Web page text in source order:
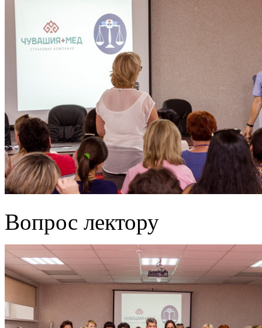
Вопрос лектору